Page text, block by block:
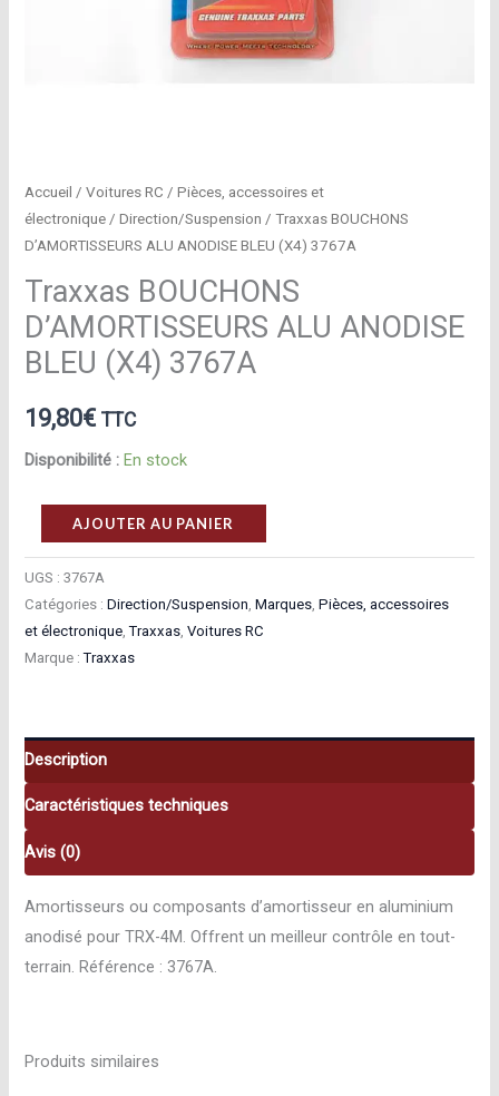
Accueil /Voitures RC /Pièces, accessoires et
électronique /Direction/Suspension / Traxxas BOUCHONS
D’AMORTISSEURS ALU ANODISE BLEU (X4) 3767A
Traxxas BOUCHONS
D’AMORTISSEURS ALU ANODISE
BLEU (X4) 3767A
19,80€ TTC
Disponibilité : En stock
quantité
de
Traxxas
BOUCHONS
D’AMORTISSEURS
ALU
(X4)
3767A
AJOUTER AU PANIER
UGS :3767A
Catégories :Direction/Suspension,Marques,Pièces, accessoires
et électronique,Traxxas,Voitures RC
Marque :Traxxas
Description
Caractéristiques techniques
Avis (0)
Amortisseurs ou composants d’amortisseur en aluminium
anodisé pour TRX-4M. Offrent un meilleur contrôle en tout-
terrain. Référence : 3767A.
Produits similaires